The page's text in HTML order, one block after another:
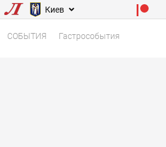
Киев
СОБЫТИЯ Гастрособытия